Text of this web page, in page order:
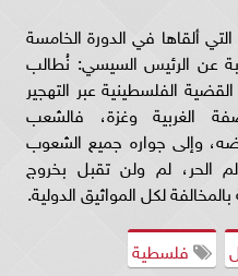
ألقاها في الدورة الخامسة
عن الرئيس السيسي: نُطالب
الفلسطينية عبر التهجير
الغربية وغزة، فالشعب
وإلى جواره جميع الشعوب
الحر، لم ولن تقبل بخروج
لكل المواثيق الدولية.
فلسطية